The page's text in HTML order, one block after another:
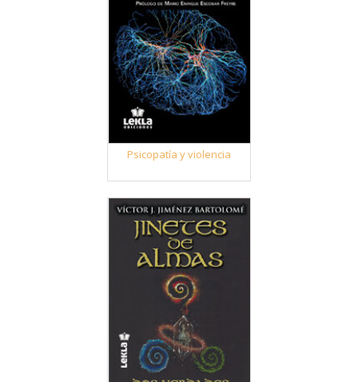
Psicopatía y violencia